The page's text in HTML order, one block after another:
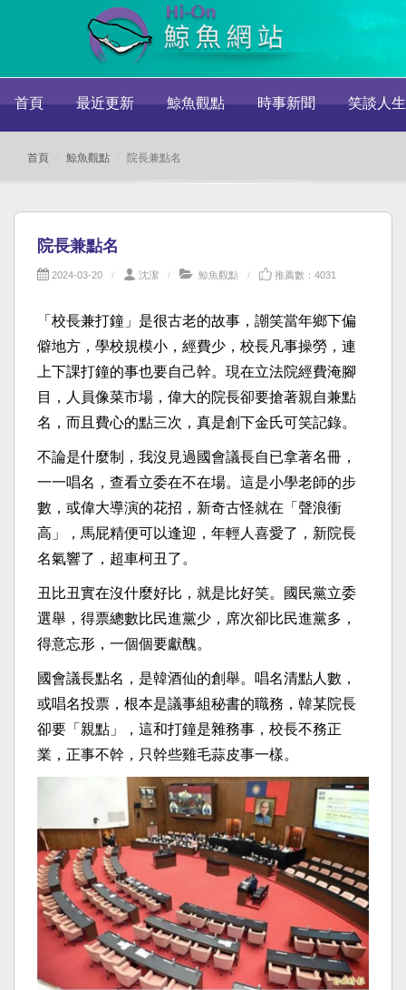
首頁 最近更新 鯨魚觀點 時事新聞 笑談人生
首頁 鯨魚觀點 院長兼點名
院長兼點名
2024-03-20 沈潔 鯨魚觀點 推薦數：4031
「校長兼打鐘」是很古老的故事，謿笑當年鄉下偏
僻地方，學校規模小，經費少，校長凡事操勞，連
上下課打鐘的事也要自己幹。現在立法院經費淹腳
目，人員像菜市場，偉大的院長卻要搶著親自兼點
名，而且費心的點三次，真是創下金氏可笑記錄。
不論是什麼制，我沒見過國會議長自已拿著名冊，
一一唱名，查看立委在不在場。這是小學老師的步
數，或偉大導演的花招，新奇古怪就在「聲浪衝
高」，馬屁精便可以逢迎，年輕人喜愛了，新院長
名氣響了，超車柯丑了。
丑比丑實在沒什麼好比，就是比好笑。國民黨立委
選舉，得票總數比民進黨少，席次卻比民進黨多，
得意忘形，一個個要獻醜。
國會議長點名，是韓酒仙的創舉。唱名清點人數，
或唱名投票，根本是議事組秘書的職務，韓某院長
卻要「親點」，這和打鐘是雜務事，校長不務正
業，正事不幹，只幹些雞毛蒜皮事一樣。